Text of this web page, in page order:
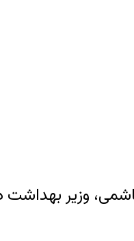
از ممنوعیت ۳۶ ماهه حسن